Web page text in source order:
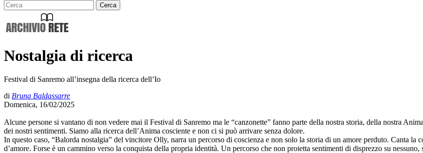
Nostalgia di ricerca
Festival di Sanremo all’insegna della ricerca dell’Io
di Bruna Baldassarre
Domenica, 16/02/2025
Alcune persone si vantano di non vedere mai il Festival di Sanremo ma le “canzonette” fanno parte della nostra storia, della nostra
dei nostri sentimenti. Siamo alla ricerca dell’Anima cosciente e non ci si può arrivare senza dolore.
In questo caso, “Balorda nostalgia” del vincitore Olly, narra un percorso di coscienza e non solo la storia di un amore perduto. Canta la
d’amore. Forse è un cammino verso la conquista della propria identità. Un percorso che non proietta sentimenti di disprezzo su